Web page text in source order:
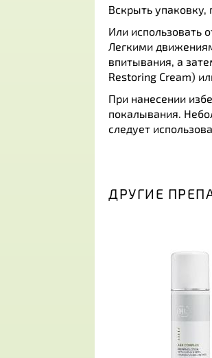
Вскрыть упаковку,
Или использовать
Легкими
впитывания, а
Restoring Cream)
При нанесении
покалывания.
следует
ДРУГИЕ